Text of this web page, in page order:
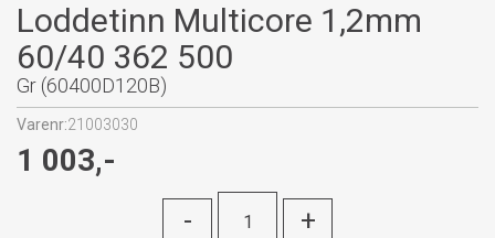
Loddetinn Multicore 1,2mm
60/40 362 500
Gr (60400D120B)
Varenr:21003030
1 003,-
- +